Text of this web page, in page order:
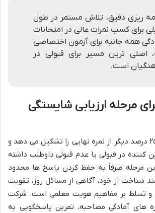
ریزی دقیق، تلاش مستمر در طول
برای کسب نمرات عالی در امتحانات
همه جانبه برای آزمون اختصاصی
اصلی ترین مسیر برای قبولی در
است.
مرحله ارزیابی شایستگی
مصاحبه فرهنگیان ۲۵ درصد دیگر از نمره نهایی را تشکیل می دهد و
کننده در قبولی یا عدم قبولی داوطلب داشته
مرحله صرفاً به حفظ کردن پاسخ ها محدود
شناخت از خود، آگاهی از مسائل روز، تقویت
و تسلط بر مفاهیم هویت معلمی است. شرکت
های آمادگی مصاحبه، تمرین پاسخگویی به